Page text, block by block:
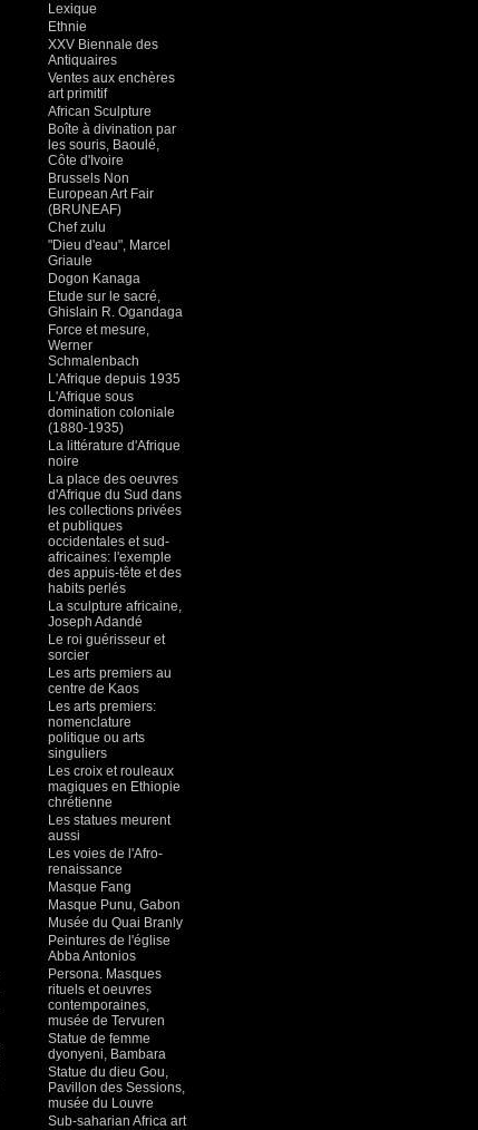
Lexique
Ethnie
XXV Biennale des
Antiquaires
Ventes aux enchères
art primitif
African Sculpture
Boîte à divination par
les souris, Baoulé,
Côte d'Ivoire
Brussels Non
European Art Fair
(BRUNEAF)
Chef zulu
"Dieu d'eau", Marcel
Griaule
Dogon Kanaga
Etude sur le sacré,
Ghislain R. Ogandaga
Force et mesure,
Werner
Schmalenbach
L'Afrique depuis 1935
L'Afrique sous
domination coloniale
(1880-1935)
La littérature d'Afrique
noire
La place des oeuvres
d'Afrique du Sud dans
les collections privées
et publiques
occidentales et sud-
africaines: l'exemple
des appuis-tête et des
habits perlés
La sculpture africaine,
Joseph Adandé
Le roi guérisseur et
sorcier
Les arts premiers au
centre de Kaos
Les arts premiers:
nomenclature
politique ou arts
singuliers
Les croix et rouleaux
magiques en Ethiopie
chrétienne
Les statues meurent
aussi
Les voies de l'Afro-
renaissance
Masque Fang
Masque Punu, Gabon
Musée du Quai Branly
Peintures de l'église
Abba Antonios
Persona. Masques
rituels et oeuvres
contemporaines,
musée de Tervuren
Statue de femme
dyonyeni, Bambara
Statue du dieu Gou,
Pavillon des Sessions,
musée du Louvre
Sub-saharian Africa art